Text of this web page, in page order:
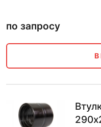
по запросу
В